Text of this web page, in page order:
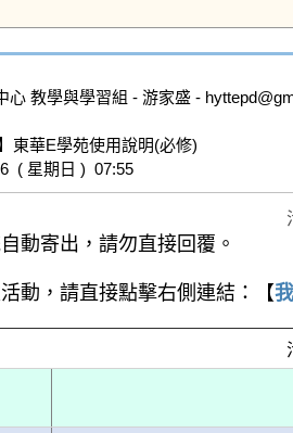
心 教學與學習組 - 游家盛 -
東華E學苑使用說明(必修)
日期： 2025-02-16  ( 星期日 )  07:55
動寄出，請勿直接回覆。
動，請直接點擊右側連結：【